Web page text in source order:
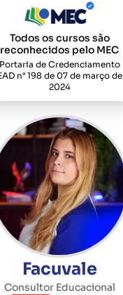
Todos os cursos são
reconhecidos pelo MEC
Portaria de Credenciamento
n° 198 de 07 de março de
2024
Facuvale
Consultor Educacional